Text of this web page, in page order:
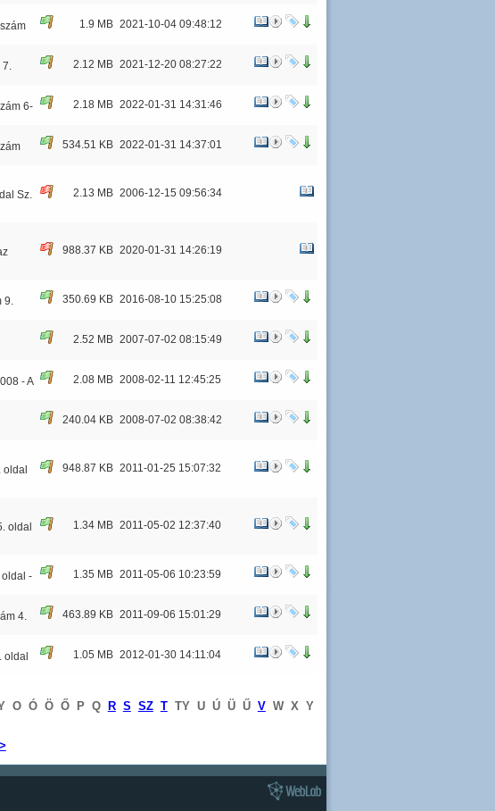
1.9 MB 2021-10-04 09:48:12
2.12 MB 2021-12-20 08:27:22
6-
2.18 MB 2022-01-31 14:31:46
534.51 KB 2022-01-31 14:37:01
Sz.
2.13 MB 2006-12-15 09:56:34
988.37 KB 2020-01-31 14:26:19
350.69 KB 2016-08-10 15:25:08
2.52 MB 2007-07-02 08:15:49
- A
2.08 MB 2008-02-11 12:45:25
240.04 KB 2008-07-02 08:38:42
oldal
948.87 KB 2011-01-25 15:07:32
oldal
1.34 MB 2011-05-02 12:37:40
oldal -
1.35 MB 2011-05-06 10:23:59
4.
463.89 KB 2011-09-06 15:01:29
oldal
1.05 MB 2012-01-30 14:11:04
O Ó Ö Ő P Q R S SZ T TY U Ú Ü Ű V W X Y